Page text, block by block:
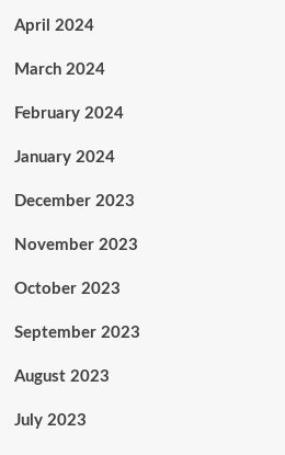
April 2024
March 2024
February 2024
January 2024
December 2023
November 2023
October 2023
September 2023
August 2023
July 2023